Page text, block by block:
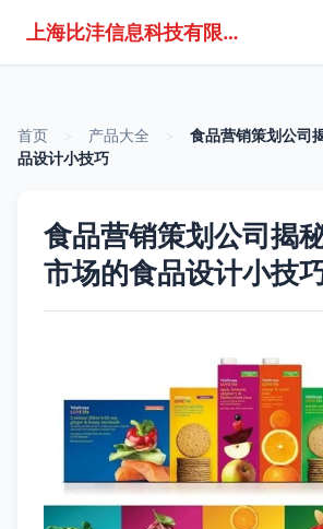
上海比沣信息科技有限公司
首页 产品大全
食品营销策划公司
品设计小技巧
食品营销策划公司揭
市场的食品设计小技